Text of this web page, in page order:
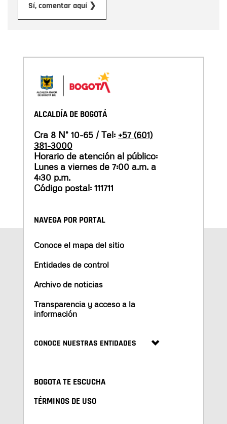
Sí, comentar aquí ❯
ALCALDÍA DE BOGOTÁ
Cra 8 N° 10-65 / Tel: +57 (601)
381-3000
Horario de atención al público:
Lunes a viernes de 7:00 a.m. a
4:30 p.m.
Código postal: 111711
NAVEGA POR PORTAL
Conoce el mapa del sitio
Entidades de control
Archivo de noticias
Transparencia y acceso a la
información
CONOCE NUESTRAS ENTIDADES
BOGOTA TE ESCUCHA
TÉRMINOS DE USO